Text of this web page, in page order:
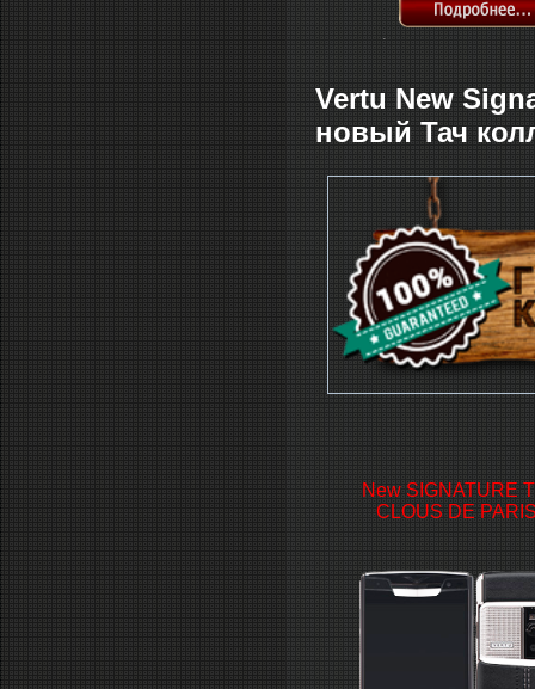
.
Vertu New
новый Тач
New SIGNATURE
CLOUS DE